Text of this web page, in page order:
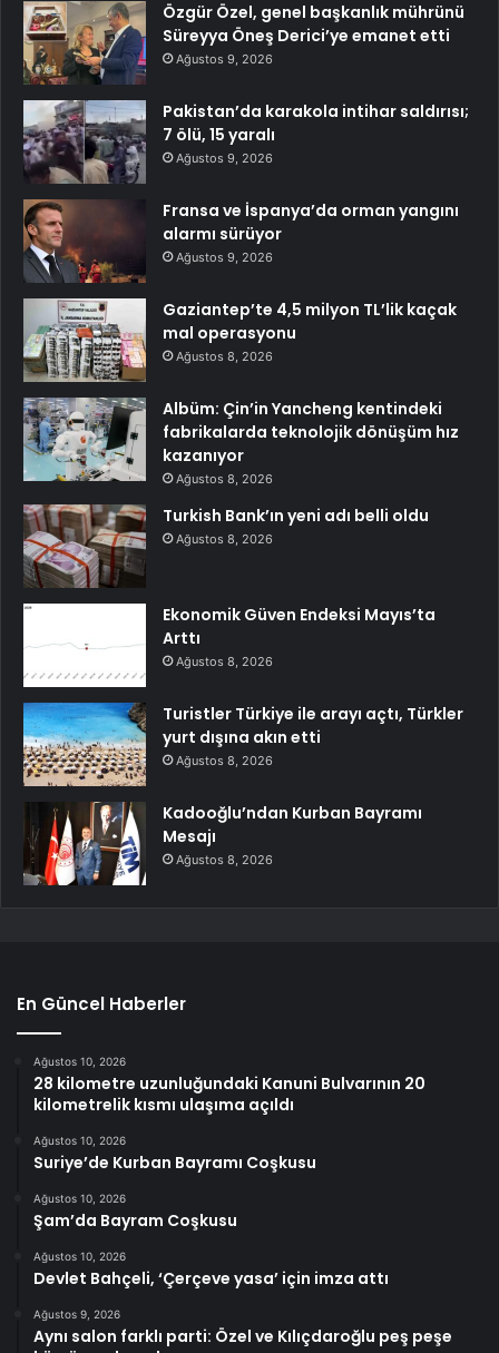
Özgür Özel, genel başkanlık mührünü
Süreyya Öneş Derici’ye emanet etti
Ağustos 9, 2026
Pakistan’da karakola intihar saldırısı;
7 ölü, 15 yaralı
Ağustos 9, 2026
Fransa ve İspanya’da orman yangını
alarmı sürüyor
Ağustos 9, 2026
Gaziantep’te 4,5 milyon TL’lik kaçak
mal operasyonu
Ağustos 8, 2026
Albüm: Çin’in Yancheng kentindeki
fabrikalarda teknolojik dönüşüm hız
kazanıyor
Ağustos 8, 2026
Turkish Bank’ın yeni adı belli oldu
Ağustos 8, 2026
Ekonomik Güven Endeksi Mayıs’ta
Arttı
Ağustos 8, 2026
Turistler Türkiye ile arayı açtı, Türkler
yurt dışına akın etti
Ağustos 8, 2026
Kadooğlu’ndan Kurban Bayramı
Mesajı
Ağustos 8, 2026
En Güncel Haberler
Ağustos 10, 2026
28 kilometre uzunluğundaki Kanuni Bulvarının 20
kilometrelik kısmı ulaşıma açıldı
Ağustos 10, 2026
Suriye’de Kurban Bayramı Coşkusu
Ağustos 10, 2026
Şam’da Bayram Coşkusu
Ağustos 10, 2026
Devlet Bahçeli, ‘Çerçeve yasa’ için imza attı
Ağustos 9, 2026
Aynı salon farklı parti: Özel ve Kılıçdaroğlu peş peşe